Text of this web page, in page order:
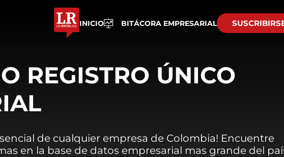
INICIO BITÁCORA EMPRESARIAL
REGISTRO ÚNICO
de cualquier empresa de Colombia! Encuentre
en la base de datos empresarial mas grande del